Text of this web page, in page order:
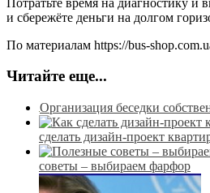
и сбережёте деньги на долгом
По материалам https://bus-
Читайте еще...
Организация беседки
сделать дизайн-проект
советы – выбираем фарфор